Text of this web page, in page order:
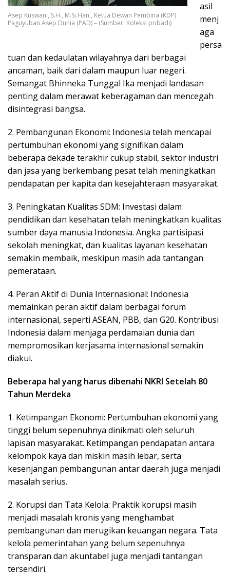
Asep Kuswani, S.H., M.Si.Han., Ketua Dewan Pembina (KDP)
Paguyuban Asep Dunia (PAD) – (Sumber: Koleksi pribadi)
asil
menj
aga
persa
tuan dan kedaulatan wilayahnya dari berbagai
ancaman, baik dari dalam maupun luar negeri.
Semangat Bhinneka Tunggal Ika menjadi landasan
penting dalam merawat keberagaman dan mencegah
disintegrasi bangsa.
2. Pembangunan Ekonomi: Indonesia telah mencapai
pertumbuhan ekonomi yang signifikan dalam
beberapa dekade terakhir cukup stabil, sektor industri
dan jasa yang berkembang pesat telah meningkatkan
pendapatan per kapita dan kesejahteraan masyarakat.
3. Peningkatan Kualitas SDM: Investasi dalam
pendidikan dan kesehatan telah meningkatkan kualitas
sumber daya manusia Indonesia. Angka partisipasi
sekolah meningkat, dan kualitas layanan kesehatan
semakin membaik, meskipun masih ada tantangan
pemerataan.
4. Peran Aktif di Dunia Internasional: Indonesia
memainkan peran aktif dalam berbagai forum
internasional, seperti ASEAN, PBB, dan G20. Kontribusi
Indonesia dalam menjaga perdamaian dunia dan
mempromosikan kerjasama internasional semakin
diakui.
Beberapa hal yang harus dibenahi NKRI Setelah 80
Tahun Merdeka
1. Ketimpangan Ekonomi: Pertumbuhan ekonomi yang
tinggi belum sepenuhnya dinikmati oleh seluruh
lapisan masyarakat. Ketimpangan pendapatan antara
kelompok kaya dan miskin masih lebar, serta
kesenjangan pembangunan antar daerah juga menjadi
masalah serius.
2. Korupsi dan Tata Kelola: Praktik korupsi masih
menjadi masalah kronis yang menghambat
pembangunan dan merugikan keuangan negara. Tata
kelola pemerintahan yang belum sepenuhnya
transparan dan akuntabel juga menjadi tantangan
tersendiri.